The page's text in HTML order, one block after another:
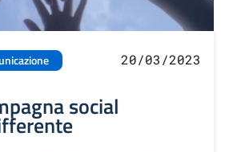
20/03/2023
social